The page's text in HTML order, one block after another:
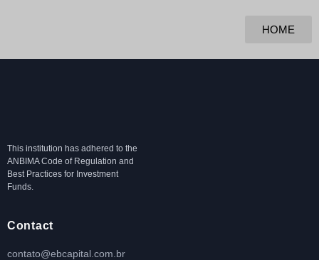
HOME
This institution has adhered to the
ANBIMA Code of Regulation and
Best Practices for Investment
Funds.
Contact
contato@ebcapital.com.br